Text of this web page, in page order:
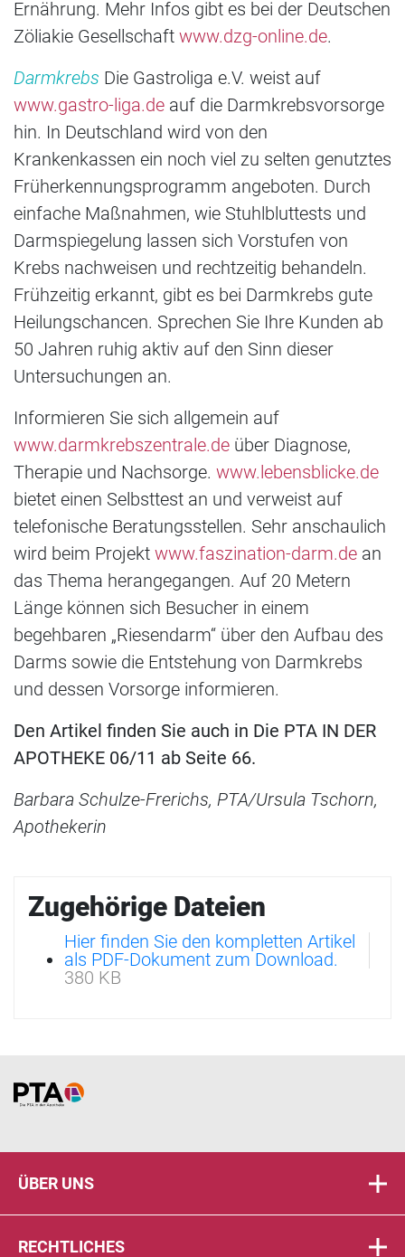
Ernährung. Mehr Infos gibt es bei der Deutschen
Zöliakie Gesellschaft www.dzg-online.de.
Darmkrebs Die Gastroliga e.V. weist auf
www.gastro-liga.de auf die Darmkrebsvorsorge
hin. In Deutschland wird von den
Krankenkassen ein noch viel zu selten genutztes
Früherkennungsprogramm angeboten. Durch
einfache Maßnahmen, wie Stuhlbluttests und
Darmspiegelung lassen sich Vorstufen von
Krebs nachweisen und rechtzeitig behandeln.
Frühzeitig erkannt, gibt es bei Darmkrebs gute
Heilungschancen. Sprechen Sie Ihre Kunden ab
50 Jahren ruhig aktiv auf den Sinn dieser
Untersuchungen an.
Informieren Sie sich allgemein auf
www.darmkrebszentrale.de über Diagnose,
Therapie und Nachsorge. www.lebensblicke.de
bietet einen Selbsttest an und verweist auf
telefonische Beratungsstellen. Sehr anschaulich
wird beim Projekt www.faszination-darm.de an
das Thema herangegangen. Auf 20 Metern
Länge können sich Besucher in einem
begehbaren „Riesendarm“ über den Aufbau des
Darms sowie die Entstehung von Darmkrebs
und dessen Vorsorge informieren.
Den Artikel finden Sie auch in Die PTA IN DER
APOTHEKE 06/11 ab Seite 66.
Barbara Schulze-Frerichs, PTA/Ursula Tschorn,
Apothekerin
Zugehörige Dateien
Hier finden Sie den kompletten Artikel
als PDF-Dokument zum Download.
380 KB
Home
ÜBER UNS
RECHTLICHES